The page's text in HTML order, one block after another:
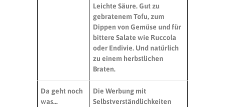
Leichte Säure.Gut zu
gebratenem Tofu, zum
Dippen von Gemüse und für
bittere Salate wie Ruccola
oder Endivie. Und natürlich
zu einem herbstlichen
Braten.
Da geht noch
was…
Die Werbung mit
Selbstverständlichkeiten